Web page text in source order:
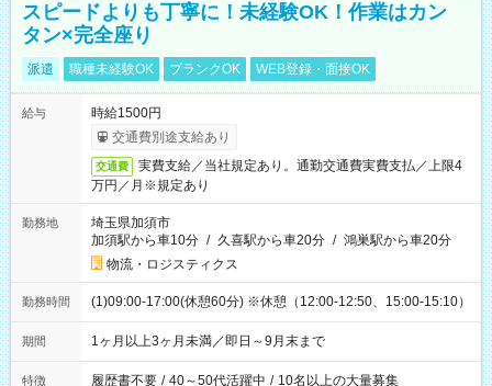
スピードよりも丁寧に！未経験OK！作業はカン
タン×完全座り
派遣 職種未経験OK ブランクOK WEB登録・面接OK
給与
時給1500円
交通費別途支給あり
交通費
実費支給／当社規定あり。通勤交通費実費支払／上限4
万円／月※規定あり
勤務地
埼玉県加須市
加須駅から車10分 / 久喜駅から車20分 / 鴻巣駅から車20分
物流・ロジスティクス
勤務時間 (1)09:00-17:00(休憩60分) ※休憩（12:00-12:50、15:00-15:10）
期間 1ヶ月以上3ヶ月未満／即日～9月末まで
特徴 履歴書不要 / 40～50代活躍中 / 10名以上の大量募集